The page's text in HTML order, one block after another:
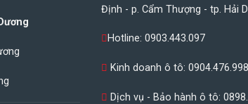
Định - p. Cẩm Thượng - tp. Hải
Hotline: 0903.443.097
Kinh doanh ô tô: 0904.476.998
Dịch vụ - Bảo hành ô tô: